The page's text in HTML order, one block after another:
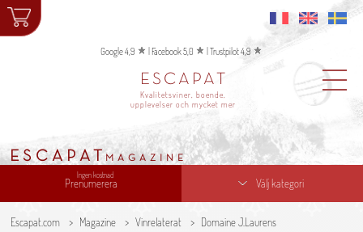
Google 4,9 Facebook 5,0 Trustpilot 4,9
ESCAPAT
Kvalitetsviner, boende,
upplevelser och mycket mer
ESCAPAT MAGAZINE
Ingen kostnad
Prenumerera Välj kategori
Escapat.com Magazine Vinrelaterat Domaine J.Laurens